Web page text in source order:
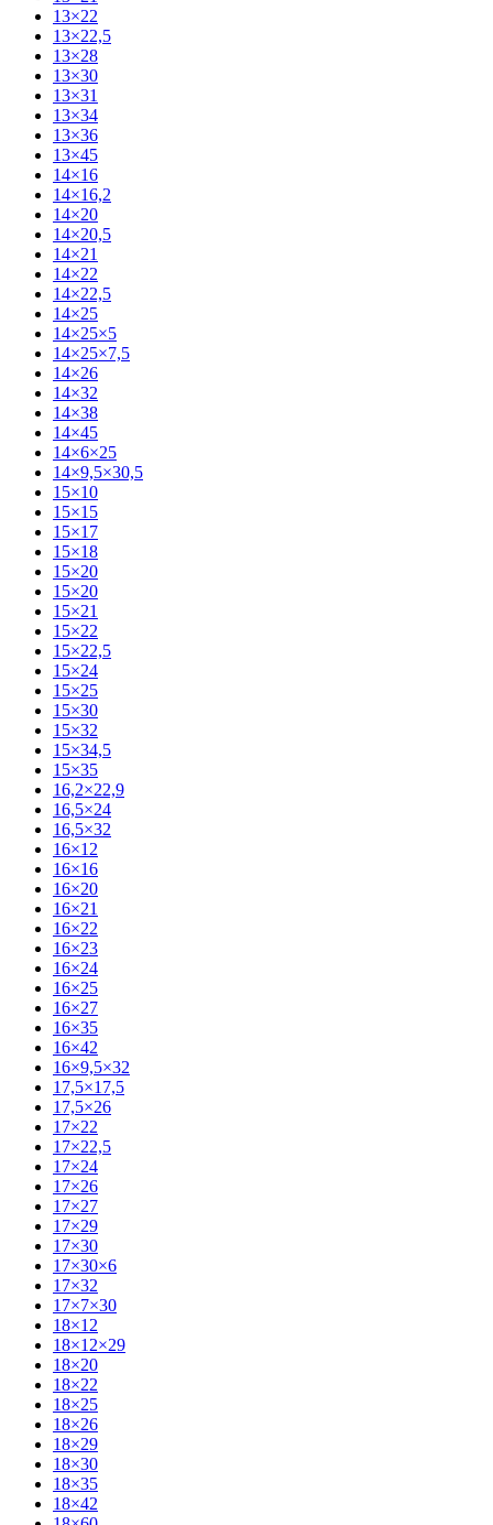
13×22
13×22,5
13×28
13×30
13×31
13×34
13×36
13×45
14×16
14×16,2
14×20
14×20,5
14×21
14×22
14×22,5
14×25
14×25×5
14×25×7,5
14×26
14×32
14×38
14×45
14×6×25
14×9,5×30,5
15×10
15×15
15×17
15×18
15×20
15×20
15×21
15×22
15×22,5
15×24
15×25
15×30
15×32
15×34,5
15×35
16,2×22,9
16,5×24
16,5×32
16×12
16×16
16×20
16×21
16×22
16×23
16×24
16×25
16×27
16×35
16×42
16×9,5×32
17,5×17,5
17,5×26
17×22
17×22,5
17×24
17×26
17×27
17×29
17×30
17×30×6
17×32
17×7×30
18×12
18×12×29
18×20
18×22
18×25
18×26
18×29
18×30
18×35
18×42